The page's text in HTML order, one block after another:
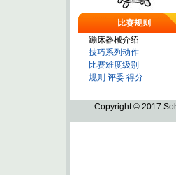
比赛规则
蹦床器械介绍
技巧系列动作
比赛难度级别
规则 评委 得分
Copyright © 2017